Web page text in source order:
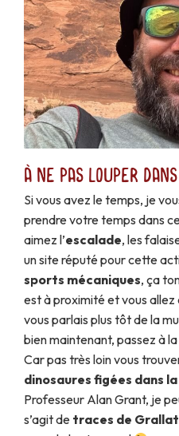
À ne pas louper
Si vous avez le temps, je
prendre votre temps dans
aimez l’escalade, les
un site réputé pour cette
sports mécaniques, ça
est à proximité et vous allez
vous parlais plus tôt de la
bien maintenant, passez à
Car pas très loin vous
dinosaures figées dans
Professeur Alan Grant, je
s’agit de traces de